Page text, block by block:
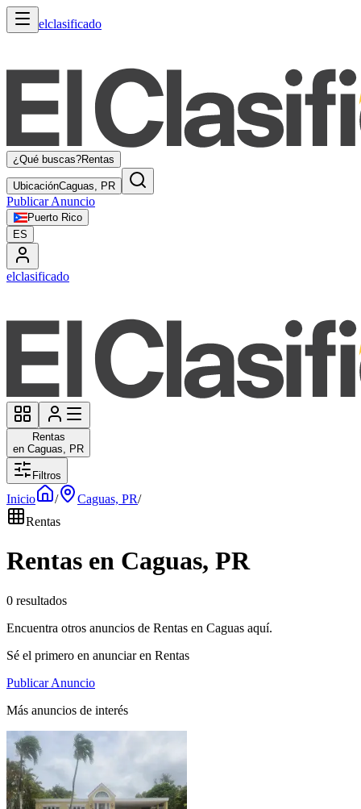
elclasificado
¿Qué buscas?Rentas
UbicaciónCaguas, PR
Publicar Anuncio
Puerto Rico
ES
elclasificado
Rentas
en Caguas, PR
Filtros
Inicio / Caguas, PR/
Rentas
Rentas en Caguas, PR
0 resultados
Encuentra otros anuncios de Rentas en Caguas aquí.
Sé el primero en anunciar en Rentas
Publicar Anuncio
Más anuncios de interés